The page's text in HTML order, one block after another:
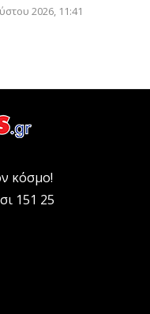
2026, 11:41
κόσμο!
151 25